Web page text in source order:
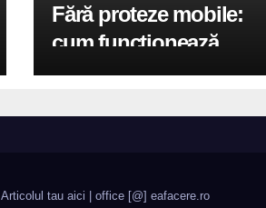
Fără proteze mobile:
cum funcționează
reabilitarea completă
Articolul tau aici | office [@] eafacere.ro